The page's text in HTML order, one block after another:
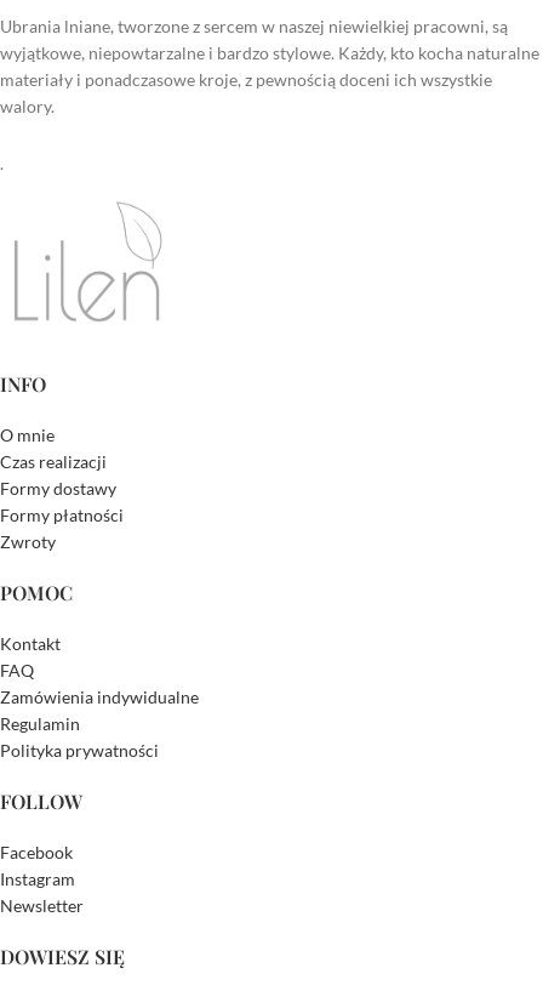
Ubrania lniane, tworzone z sercem w naszej niewielkiej pracowni, są
wyjątkowe, niepowtarzalne i bardzo stylowe. Każdy, kto kocha naturalne
materiały i ponadczasowe kroje, z pewnością doceni ich wszystkie
walory.
.
INFO
O mnie
Czas realizacji
Formy dostawy
Formy płatności
Zwroty
POMOC
Kontakt
FAQ
Zamówienia indywidualne
Regulamin
Polityka prywatności
FOLLOW
Facebook
Instagram
Newsletter
DOWIESZ SIĘ